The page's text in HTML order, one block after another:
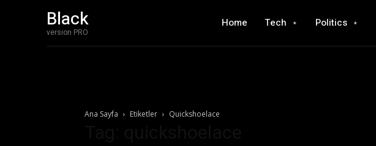
Black
version PRO
Home Tech Politics
Ana Sayfa Etiketler Quickshoelace